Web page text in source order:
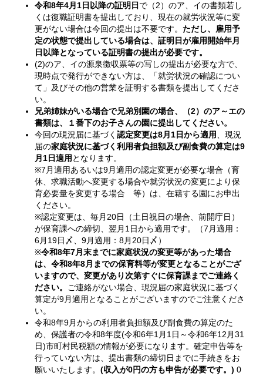
令和8年4月1日以降の証明日 で（2）のア、イの書類若し
くは復職証明書を提出しており、現在の就労状況等に変
更がない場合は今回の提出は不要です。ただし、雇用予
定の状態で提出している場合は、証明日が雇用開始年月
日以降となっている証明書の提出が必要です。
(2)のア、イの源泉徴収票等の写しの提出が必要な方で、
現時点で発行ができない方は、「就労状況の確認につい
て」及びその他の営業を証明する書類を提出してくださ
い。
兄弟姉妹がいる場合で兄弟別園の場合、（2）のア～エの
書類は、１番下のお子さんの園に提出してください。
今回の現況届に基づく認定変更は8月1日から適用
、現況
届の家庭状況に基づく利用者負担額及び副食費の算定は9
月1日適用 となります。
※7月適用あるいは9月適用の認定変更が必要な場合（育
休、求職活動へ変更する場合や就労状況の変更により保
育必要量を変更する場合 等）は、在籍する園にお申出
ください。
※認定変更は、毎月20日（土日祝日の場合、前開庁日）
が保育課への締切、翌月1日から適用です。（7月適用：
6月19日〆、9月適用：8月20日〆）
※令和8年7月末までに家庭状況の変更等があった場合
は、令和8年8月までの保育料等が変更となることがござ
いますので、変更があり次第すぐに保育課までご連絡く
ださい。
ご連絡がない場合、現況届の家庭状況に基づく
算定が9月適用となることがございますのでご注意くださ
い。
令和8年9月からの利用者負担額及び副食費の算定のた
め、保護者の令和8年度(令和6年1月1日～令和6年12月31
日)市町村民税額の情報が必要になります。確定申告等を
行っていない方は、提出書類の締切日までに手続きをお
願いいたします。(収入が0円の方も申告が必要です。)0